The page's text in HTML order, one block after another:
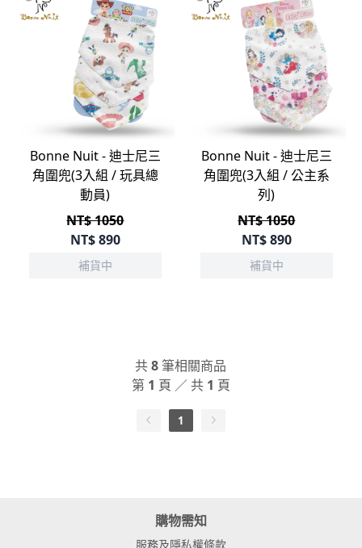
Bonne Nuit - 迪士尼三
角圍兜(3入組 / 玩具總
動員)
NT$ 1050
NT$890
補貨中
Bonne Nuit - 迪士尼三
角圍兜(3入組 / 公主系
列)
NT$ 1050
NT$890
補貨中
共8筆相關商品
第 1 頁 ／ 共 1 頁
1
購物需知
服務及隱私權條款